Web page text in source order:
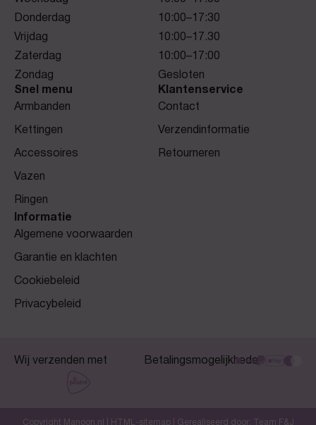
Donderdag
10:00–17:30
Vrijdag
10:00–17.30
Zaterdag
10:00–17:00
Zondag
Gesloten
Snel menu
Armbanden
Kettingen
Accessoires
Vazen
Ringen
Klantenservice
Contact
Verzendinformatie
Retourneren
Informatie
Algemene voorwaarden
Garantie en klachten
Cookiebeleid
Privacybeleid
Wij verzenden met Betalingsmogelijkheden
Copyright Manoon.nl | HTML-sitemap| Gerealiseerd door: Team F&J